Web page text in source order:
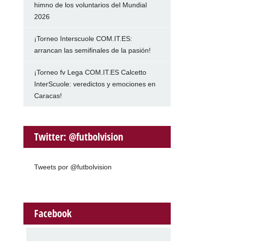
himno de los voluntarios del Mundial
2026
¡Torneo Interscuole COM.IT.ES:
arrancan las semifinales de la pasión!
¡Torneo fv Lega COM.IT.ES Calcetto
InterScuole: veredictos y emociones en
Caracas!
Twitter: @futbolvision
Tweets por @futbolvision
Facebook